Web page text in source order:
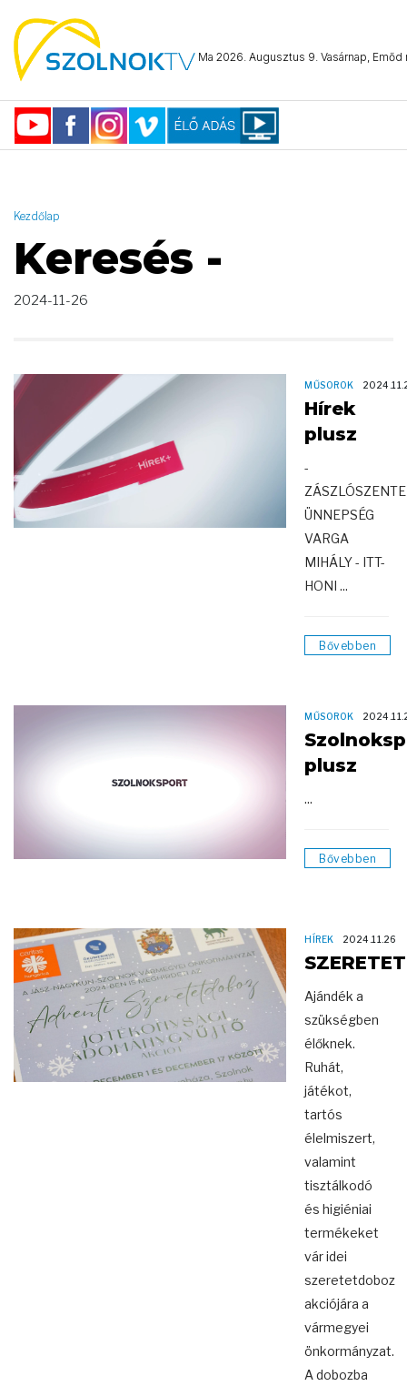
Ma 2026. Augusztus 9. Vasárnap, Emőd
"2024-11-26 23:59:59" )
Kezdőlap
Keresés -
2024-11-26
MŰSOROK
Hírek
plusz
-
ÜNNEPSÉG
VARGA
MIHÁLY - ITT-
HONI ...
Bővebben
MŰSOROK
plusz
...
Bővebben
HÍREK 2024.11.26
Ajándék a
szükségben
élőknek.
Ruhát,
játékot,
tartós
élelmiszert,
valamint
tisztálkodó
és higiéniai
termékeket
vár idei
szeretetdoboz
akciójára a
vármegyei
önkormányzat.
A dobozba